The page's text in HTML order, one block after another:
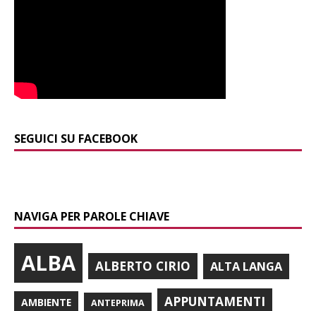
SEGUICI SU FACEBOOK
NAVIGA PER PAROLE CHIAVE
ALBA ALBERTO CIRIO ALTA LANGA
AMBIENTE ANTEPRIMA APPUNTAMENTI